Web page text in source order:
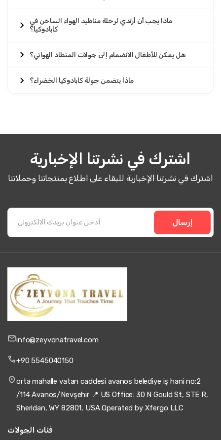
ماذا يجب أن أرتدي لرحلة مناطيد الهواء الساخن في
كابادوكيا؟
هل يمكن للأطفال الانضمام إلى جولات المنطاد الهوائي؟
ماذا يتضمن جولة كابادوكيا الخضراء؟
اشترك في نشرتنا الإخبارية
اشترك في نشرتنا الإخبارية للبقاء على اطلاع بمنتجاتنا وحملاتنا
إرسال
info@zeyvonatravel.com
+90 5545040150
orta mahalle vatan caddesi avanos belediye iş hani no:2
/114 Avanos/Nevşehir 📍 US Office: 30 N Gould St, STE R,
Sheridan, WY 82801, USA Operated by Xfergo LLC
فئات الجولات